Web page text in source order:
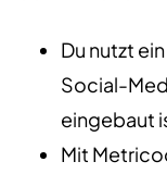
Du nutzt
Social-
eingebaut
Mit